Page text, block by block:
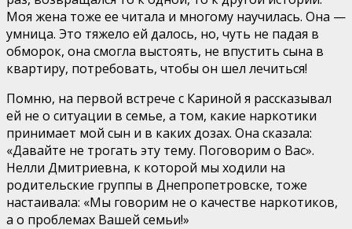
Моя жена тоже ее читала и многому научилась. Она —
умница. Это тяжело ей далось, но, чуть не падая в
обморок, она смогла выстоять, не впустить сына в
квартиру, потребовать, чтобы он шел лечиться!
Помню, на первой встрече с Кариной я рассказывал
ей не о ситуации в семье, а том, какие наркотики
принимает мой сын и в каких дозах. Она сказала:
«Давайте не трогать эту тему. Поговорим о Вас».
Нелли Дмитриевна, к которой мы ходили на
родительские группы в Днепропетровске, тоже
настаивала: «Мы говорим не о качестве наркотиков,
а о проблемах Вашей семьи!»